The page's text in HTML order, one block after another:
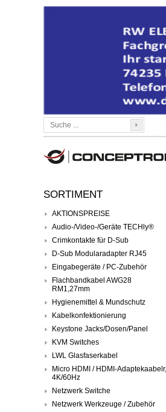
SORTIMENT
AKTIONSPREISE
Audio-/Video-/Geräte TECHly®
Crimkontakte für D-Sub
D-Sub Modularadapter RJ45
Eingabegeräte / PC-Zubehör
Flachbandkabel AWG28
RM1,27mm
Hygienemittel & Mundschutz
Kabelkonfektionierung
Keystone Jacks/Dosen/Panel
KVM Switches
LWL Glasfaserkabel
Micro HDMI / HDMI-Adaptekaabelr,
4K/60Hz
Netzwerk Switche
Netzwerk Werkzeuge / Zubehör